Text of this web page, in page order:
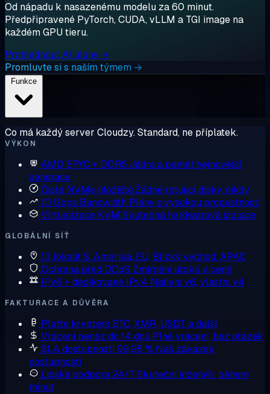
Od nápadu k nasazenému modelu za 60 minut.
Předpřipravené PyTorch, CUDA, vLLM a TGI image na
každém GPU tieru.
Prohlédnout AI úlohy →
Promluvte si s naším týmem →
Co má každý server Cloudzy. Standard, ne příplatek.
VÝKON
AMD EPYC + DDR5 Jádra a paměť nejnovější
generace
Čisté NVMe úložištěŽádné rotující disky, nikdy
10 Gbps Bandwidth Plány s vysokou propustností
Virtualizace KVM Skutečná hardwarová izolace
GLOBÁLNÍ SÍŤ
13 lokalitS. Amerika, EU, Blízký východ, APAC
Ochrana před DDoS Zmírnění útoků v ceně
IPv6 + dedikované IPv4 Nativní v6, vlastní v4
FAKTURACE A DŮVĚRA
Plaťte kryptem BTC, XMR, USDT a další
Vrácení peněz do 14 dnů Plné vrácení, bez otázek
SLA dostupnosti 99,95 % Náš závazek
dostupnosti
Lidská podpora 24/7Skuteční inženýři, během
minut